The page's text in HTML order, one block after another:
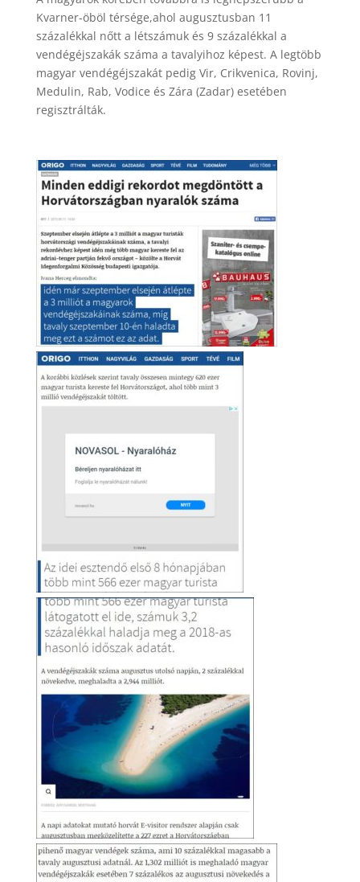
Kvarner-öböl térsége,ahol augusztusban 11
százalékkal nőtt a létszámuk és 9 százalékkal a
vendégéjszakák száma a tavalyihoz képest. A legtöbb
magyar vendégéjszakát pedig Vir, Crikvenica, Rovinj,
Medulin, Rab, Vodice és Zára (Zadar) esetében
regisztrálták.